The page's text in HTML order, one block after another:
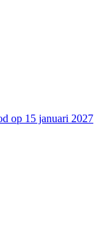
op 15 januari 2027